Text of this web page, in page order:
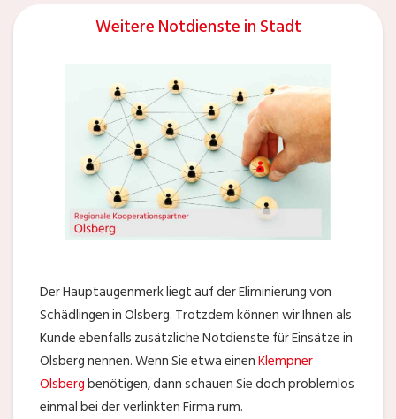
Weitere Notdienste in Stadt
Der Hauptaugenmerk liegt auf der Eliminierung von
Schädlingen in Olsberg. Trotzdem können wir Ihnen als
Kunde ebenfalls zusätzliche Notdienste für Einsätze in
Olsberg nennen. Wenn Sie etwa einenKlempner
Olsbergbenötigen, dann schauen Sie doch problemlos
einmal bei der verlinkten Firma rum.